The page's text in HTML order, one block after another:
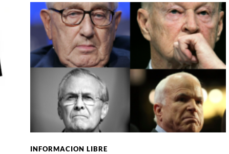
INFORMACION LIBRE